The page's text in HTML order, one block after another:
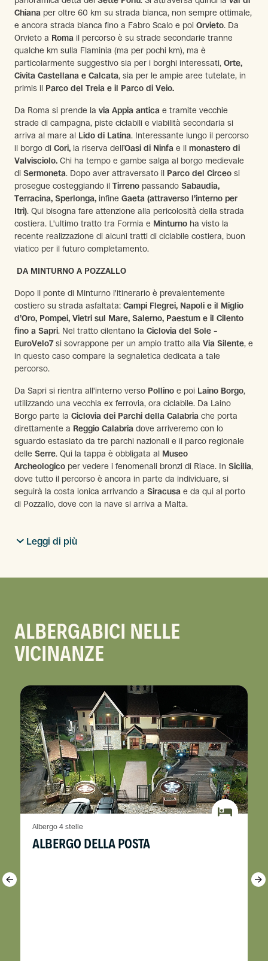
Chiana per oltre 60 km su strada bianca, non sempre ottimale,
e ancora strada bianca fino a Fabro Scalo e poi Orvieto. Da
Orvieto a Roma il percorso è su strade secondarie tranne
qualche km sulla Flaminia (ma per pochi km), ma è
particolarmente suggestivo sia per i borghi interessati, Orte,
Civita Castellana e Calcata, sia per le ampie aree tutelate, in
primis il Parco del Treia e il Parco di Veio.
Da Roma si prende la via Appia antica e tramite vecchie
strade di campagna, piste ciclabili e viabilità secondaria si
arriva al mare al Lido di Latina. Interessante lungo il percorso
il borgo di Cori, la riserva dell’Oasi di Ninfa e il monastero di
Valvisciolo. Chi ha tempo e gambe salga al borgo medievale
di Sermoneta. Dopo aver attraversato il Parco del Circeo si
prosegue costeggiando il Tirreno passando Sabaudia,
Terracina, Sperlonga, infine Gaeta (attraverso l’interno per
Itri). Qui bisogna fare attenzione alla pericolosità della strada
costiera. L'ultimo tratto tra Formia e Minturno ha visto la
recente realizzazione di alcuni tratti di ciclabile costiera, buon
viatico per il futuro completamento.
DA MINTURNO A POZZALLO
Dopo il ponte di Minturno l'itinerario è prevalentemente
costiero su strada asfaltata: Campi Flegrei, Napoli e il Miglio
d’Oro, Pompei, Vietri sul Mare, Salerno, Paestum e il Cilento
fino a Sapri. Nel tratto cilentano la Ciclovia del Sole –
EuroVelo7si sovrappone per un ampio tratto alla Via Silente, e
in questo caso compare la segnaletica dedicata a tale
percorso.
Da Sapri si rientra all'interno verso Pollino e poi Laino Borgo,
utilizzando una vecchia ex ferrovia, ora ciclabile. Da Laino
Borgo parte la Ciclovia dei Parchi della Calabria che porta
direttamente a Reggio Calabria dove arriveremo con lo
sguardo estasiato da tre parchi nazionali e il parco regionale
delle Serre. Qui la tappa è obbligata al Museo
Archeologico per vedere i fenomenali bronzi di Riace. In Sicilia,
dove tutto il percorso è ancora in parte da individuare, si
seguirà la costa ionica arrivando a Siracusa e da qui al porto
di Pozzallo, dove con la nave si arriva a Malta.
Leggi di più
ALBERGABICI NELLE
VICINANZE
Albergo 4 stelle
ALBERGO DELLA POSTA